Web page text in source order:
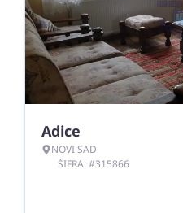
Adice
NOVI SAD
ŠIFRA: #315866